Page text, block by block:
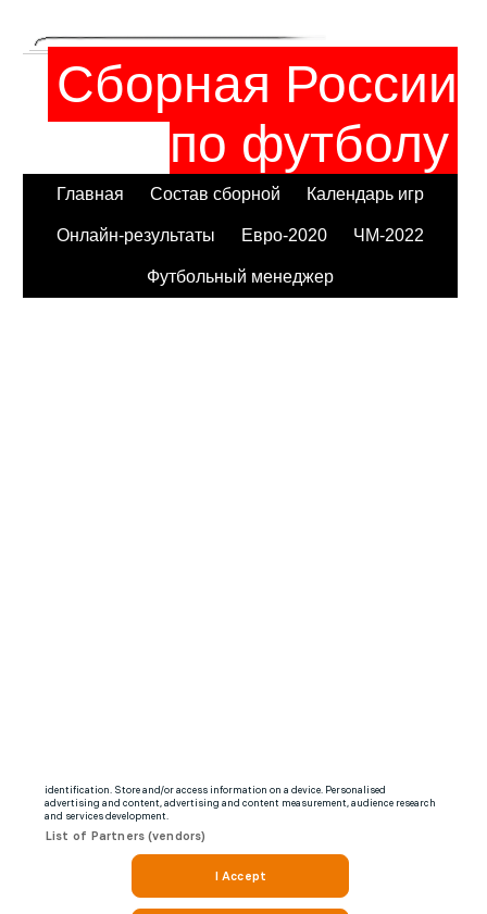
Сборная России
по футболу
Главная Состав сборной Календарь игр
Онлайн-результаты Евро-2020 ЧМ-2022
Футбольный менеджер